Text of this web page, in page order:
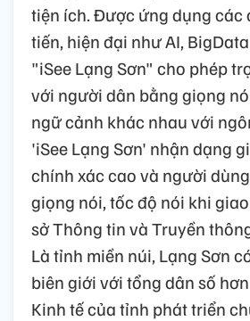
tiện ích. Được ứng dụng các
tiến, hiện đại như AI,
"iSee Lạng Sơn" cho phép
với người dân bằng giọng
ngữ cảnh khác nhau với
'iSee Lạng Sơn' nhận dạng
chính xác cao và người
giọng nói, tốc độ nói khi
sở Thông tin và Truyền
Là tỉnh miền núi, Lạng Sơn
biên giới với tổng dân số
Kinh tế của tỉnh phát triển